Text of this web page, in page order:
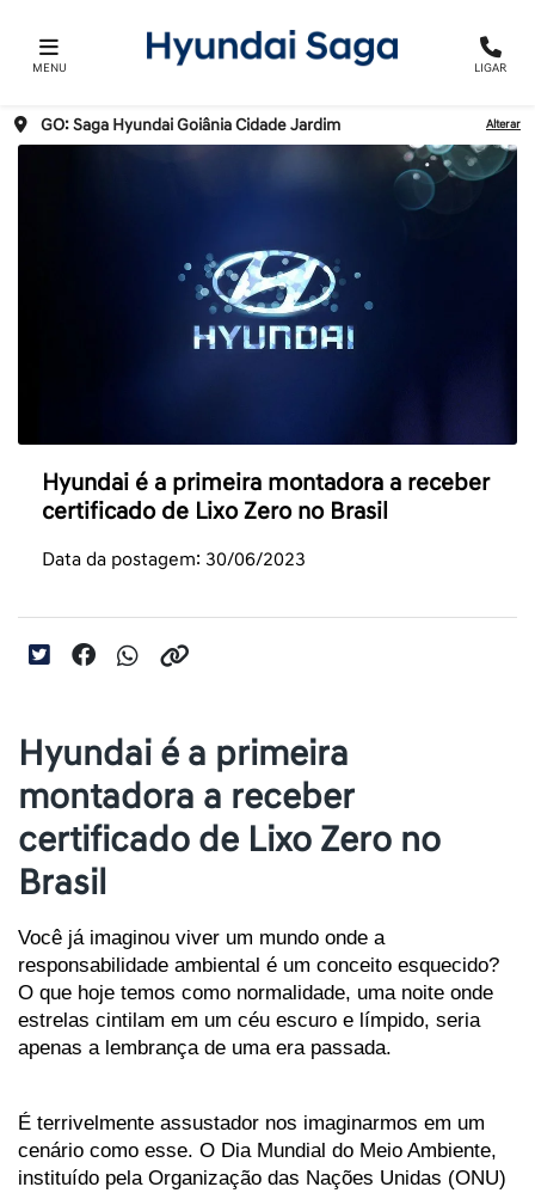
MENU LIGAR
GO: Saga Hyundai Goiânia Cidade Jardim Alterar
Hyundai é a primeira montadora a receber
certificado de Lixo Zero no Brasil
Data da postagem: 30/06/2023
Hyundai é a primeira
montadora a receber
certificado de Lixo Zero no
Brasil
Você já imaginou viver um mundo onde a
responsabilidade ambiental é um conceito esquecido?
O que hoje temos como normalidade, uma noite onde
estrelas cintilam em um céu escuro e límpido, seria
apenas a lembrança de uma era passada.
É terrivelmente assustador nos imaginarmos em um
cenário como esse. O Dia Mundial do Meio Ambiente,
instituído pela Organização das Nações Unidas (ONU)